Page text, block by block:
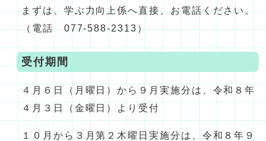
まずは、学ぶ力向上係へ直接、お電話ください。
（電話 077-588-2313）
受付期間
４月６日（月曜日）から９月実施分は、令和８年
４月３日（金曜日）より受付
１０月から３月第２木曜日実施分は、令和８年９